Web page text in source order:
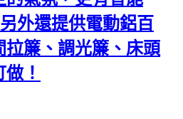
外還提供電動鋁百
拉簾、調光簾、床頭
！